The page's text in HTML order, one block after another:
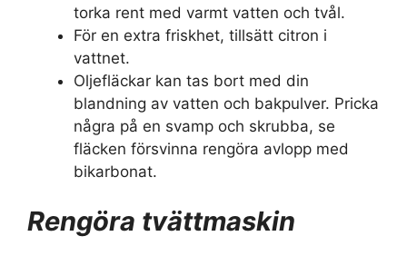
torka rent med varmt vatten och tvål.
För en extra friskhet, tillsätt citron i
vattnet.
Oljefläckar kan tas bort med din
blandning av vatten och bakpulver. Pricka
några på en svamp och skrubba, se
fläcken försvinna rengöra avlopp med
bikarbonat.
Rengöra tvättmaskin